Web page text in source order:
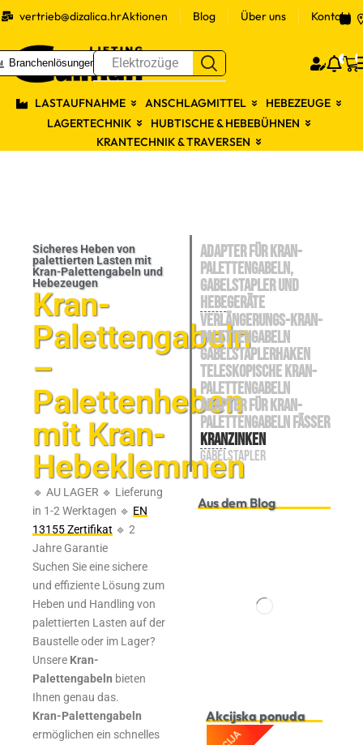
vertrieb@dizalica.hrAktionen Blog Über uns Kontakt
Branchenlösungen Elektrozüge 0
LASTAUFNAHME ANSCHLAGMITTEL
HEBEZEUGE
LAGERTECHNIK
HUBTISCHE & HEBEBÜHNEN
KRANTECHNIK & TRAVERSEN
Sicheres Heben von
palettierten Lasten mit
Kran-Palettengabeln und
Hebezeugen
Kran-
Palettengabeln
–
Palettenheben
mit Kran-
Hebeklemmen
🔹 AU LAGER 🔹 Lieferung
in 1-2 Werktagen 🔹 EN
13155 Zertifikat 🔹 2
Jahre Garantie
Suchen Sie eine sichere
und effiziente Lösung zum
Heben und Handling von
palettierten Lasten auf der
Baustelle oder im Lager?
Unsere Kran-
Palettengabeln bieten
Ihnen genau das.
Kran-Palettengabeln
ermöglichen ein schnelles
ADAPTER FÜR KRAN-
PALETTENGABELN,
GABELSTAPLER UND
HEBEGERÄTE
VERLÄNGERungs-KRAN-
PALETTENGABELN
GABELSTAPLERHAKEN
TELESKOPISCHE KRAN-
PALETTENGABELN
ADAPTER FÜR Kran-
Palettengabeln FÄSSER
KRANZINKEN
GABELSTAPLER
Aus dem Blog
Akcijska ponuda